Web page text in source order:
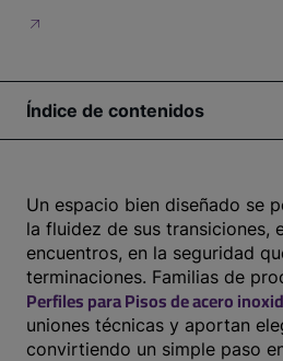
Índice de contenidos
Un espacio bien diseñado se
la fluidez de sus transiciones,
encuentros, en la seguridad
terminaciones. Familias de
Perfiles para Pisos de acero
uniones técnicas y aportan
convirtiendo un simple paso